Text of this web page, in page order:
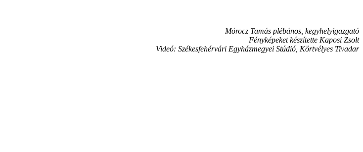
Mórocz Tamás plébános, kegyhelyigazgató
Fényképeket készítette Kaposi Zsolt
Videó: Székesfehérvári Egyházmegyei Stúdió, Körtvélyes Tivadar